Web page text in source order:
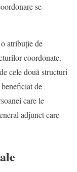
se
atribuție de
coordonate.
cele două structuri
de
care le
adjunct care